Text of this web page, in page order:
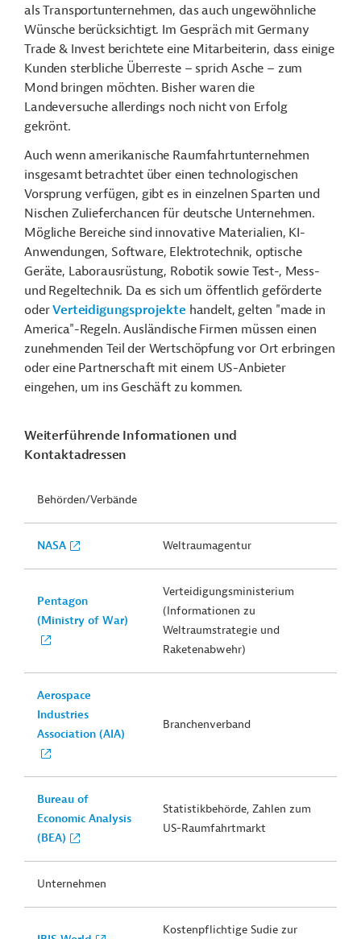
als Transportunternehmen, das auch ungewöhnliche
Wünsche berücksichtigt. Im Gespräch mit Germany
Trade & Invest berichtete eine Mitarbeiterin, dass einige
Kunden sterbliche Überreste – sprich Asche – zum
Mond bringen möchten. Bisher waren die
Landeversuche allerdings noch nicht von Erfolg
gekrönt.
Auch wenn amerikanische Raumfahrtunternehmen
insgesamt betrachtet über einen technologischen
Vorsprung verfügen, gibt es in einzelnen Sparten und
Nischen Zulieferchancen für deutsche Unternehmen.
Mögliche Bereiche sind innovative Materialien, KI-
Anwendungen, Software, Elektrotechnik, optische
Geräte, Laborausrüstung, Robotik sowie Test-, Mess-
und Regeltechnik. Da es sich um öffentlich geförderte
oderVerteidigungsprojekte handelt, gelten "made in
America"-Regeln. Ausländische Firmen müssen einen
zunehmenden Teil der Wertschöpfung vor Ort erbringen
oder eine Partnerschaft mit einem US-Anbieter
eingehen, um ins Geschäft zu kommen.
Weiterführende Informationen und
Kontaktadressen
Behörden/Verbände
NASA Weltraumagentur
Pentagon
(Ministry of War)
Verteidigungsministerium
(Informationen zu
Weltraumstrategie und
Raketenabwehr)
Aerospace
Industries
Association (AIA)
Branchenverband
Bureau of
Economic Analysis
(BEA)
Statistikbehörde, Zahlen zum
US-Raumfahrtmarkt
Unternehmen
Kostenpflichtige Sudie zur